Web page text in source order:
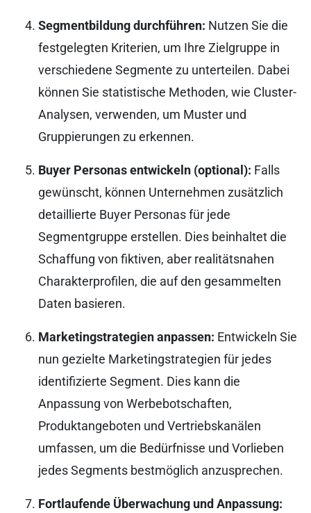
Segmentbildung durchführen: Nutzen Sie die
festgelegten Kriterien, um Ihre Zielgruppe in
verschiedene Segmente zu unterteilen. Dabei
können Sie statistische Methoden, wie Cluster-
Analysen, verwenden, um Muster und
Gruppierungen zu erkennen.
Buyer Personas entwickeln (optional): Falls
gewünscht, können Unternehmen zusätzlich
detaillierte Buyer Personas für jede
Segmentgruppe erstellen. Dies beinhaltet die
Schaffung von fiktiven, aber realitätsnahen
Charakterprofilen, die auf den gesammelten
Daten basieren.
Marketingstrategien anpassen: Entwickeln Sie
nun gezielte Marketingstrategien für jedes
identifizierte Segment. Dies kann die
Anpassung von Werbebotschaften,
Produktangeboten und Vertriebskanälen
umfassen, um die Bedürfnisse und Vorlieben
jedes Segments bestmöglich anzusprechen.
Fortlaufende Überwachung und Anpassung: